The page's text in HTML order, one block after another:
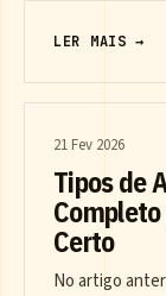
LER MAIS →
21 Fev 2026
Tipos de
Certo
No artigo